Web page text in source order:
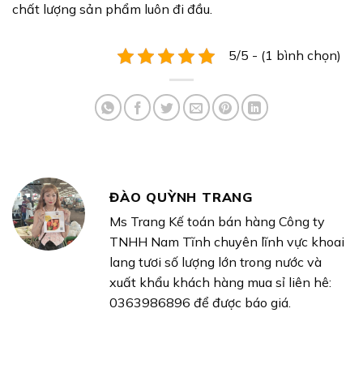
chất lượng sản phẩm luôn đi đầu.
5/5 - (1 bình chọn)
ĐÀO QUỲNH TRANG
Ms Trang Kế toán bán hàng Công ty
TNHH Nam Tĩnh chuyên lĩnh vực khoai
lang tươi số lượng lớn trong nước và
xuất khẩu khách hàng mua sỉ liên hê:
0363986896 để được báo giá.